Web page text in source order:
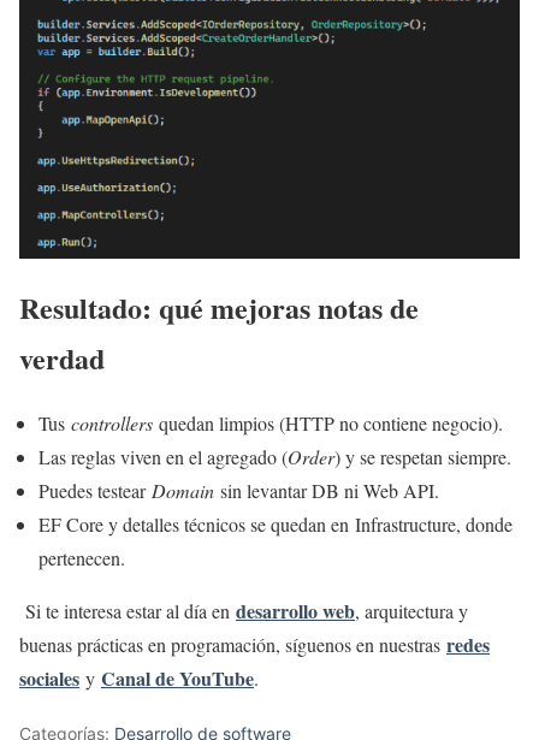
Resultado: qué mejoras notas de
verdad
Tus controllers quedan limpios (HTTP no contiene negocio).
Las reglas viven en el agregado (Order) y se respetan siempre.
Puedes testearDomain sin levantar DB ni Web API.
EF Core y detalles técnicos se quedan en Infrastructure, donde
pertenecen.
Si te interesa estar al día en desarrollo web, arquitectura y
buenas prácticas en programación, síguenos en nuestras redes
sociales y Canal de YouTube.
Categorías: Desarrollo de software